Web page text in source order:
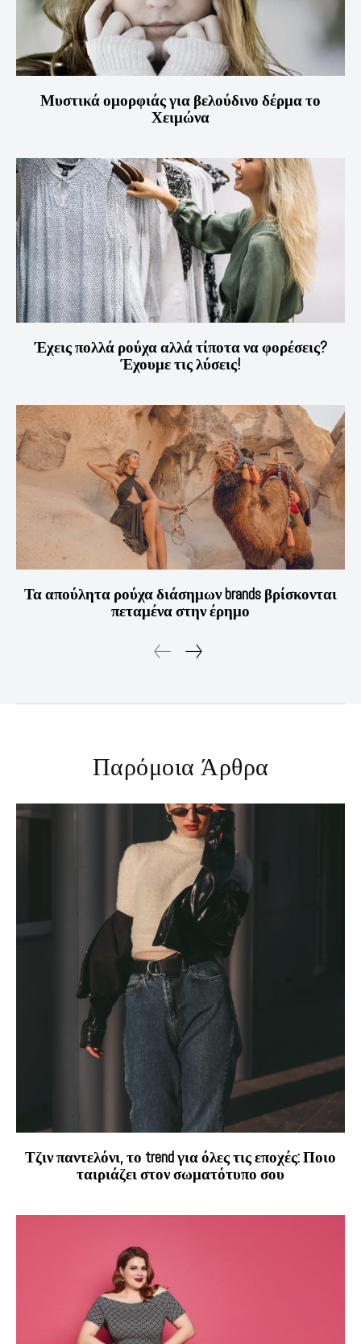
Μυστικά ομορφιάς για βελούδινο δέρμα το
Χειμώνα
Έχεις πολλά ρούχα αλλά τίποτα να φορέσεις?
Έχουμε τις λύσεις!
Τα απούλητα ρούχα διάσημων brands βρίσκονται
πεταμένα στην έρημο
Παρόμοια Άρθρα
Τζιν παντελόνι, το trend για όλες τις εποχές: Ποιο
ταιριάζει στον σωματότυπο σου